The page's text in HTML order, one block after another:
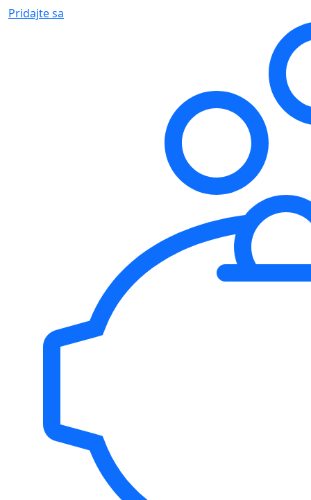
Pridajte sa